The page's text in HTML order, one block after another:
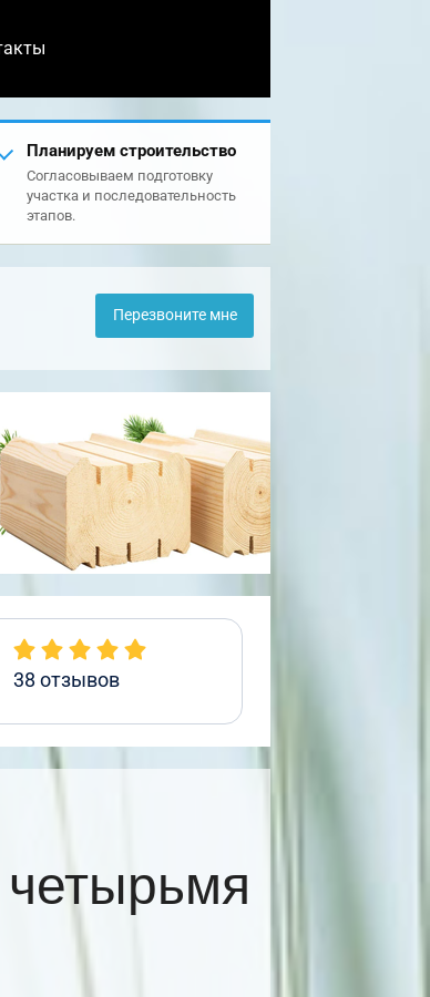
Планируем строительство
Согласовываем подготовку
участка и последовательность
этапов.
Перезвоните мне
38 отзывов